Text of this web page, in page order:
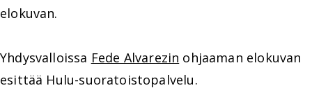
elokuvan.
Yhdysvalloissa Fede Alvarezin ohjaaman elokuvan
esittää Hulu-suoratoistopalvelu.